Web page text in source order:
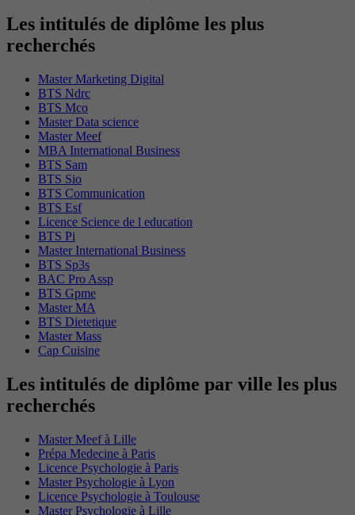
Les intitulés de diplôme les plus
recherchés
Master Marketing Digital
BTS Ndrc
BTS Mco
Master Data science
Master Meef
MBA International Business
BTS Sam
BTS Sio
BTS Communication
BTS Esf
Licence Science de l education
BTS Pi
Master International Business
BTS Sp3s
BAC Pro Assp
BTS Gpme
Master MA
BTS Dietetique
Master Mass
Cap Cuisine
Les intitulés de diplôme par ville les plus
recherchés
Master Meef à Lille
Prépa Medecine à Paris
Licence Psychologie à Paris
Master Psychologie à Lyon
Licence Psychologie à Toulouse
Master Psychologie à Lille